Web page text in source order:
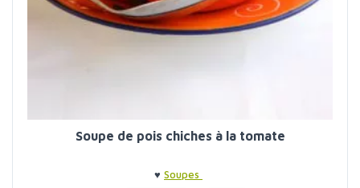
Soupe de pois chiches à la tomate
♥ Soupes